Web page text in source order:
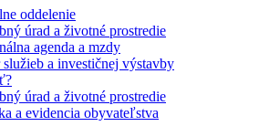
oddelenie
úrad a životné prostredie
agenda a mzdy
a investičnej výstavby
úrad a životné prostredie
a evidencia obyvateľstva